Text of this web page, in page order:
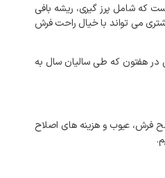
که شامل پرز گیری، ریشه بافی
می تواند باخیال راحت فرش
در هفتون که طی سالیان سال به
فرش، عیوب و هزینه های اصلاح
.